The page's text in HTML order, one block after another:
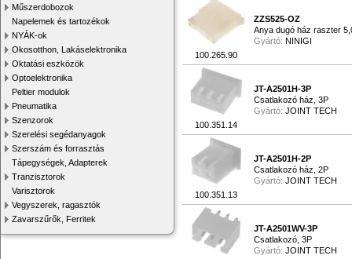
Műszerdobozok
Napelemek és tartozékok
NYÁK-ok
Okosotthon, Lakáselektronika
Oktatási eszközök
Optoelektronika
Peltier modulok
Pneumatika
Szenzorok
Szerelési segédanyagok
Szerszám és forrasztás
Tápegységek, Adapterek
Tranzisztorok
Varisztorok
Vegyszerek, ragasztók
Zavarszűrők, Ferritek
100.265.90
ZZS525-OZ
Anya dugó ház raszter
Gyártó: NINIGI
100.351.14
JT-A2501H-3P
Csatlakozó ház, 3P
Gyártó: JOINT TECH
100.351.13
JT-A2501H-2P
Csatlakozó ház, 2P
Gyártó: JOINT TECH
JT-A2501WV-3P
Csatlakozó, 3P
Gyártó: JOINT TECH